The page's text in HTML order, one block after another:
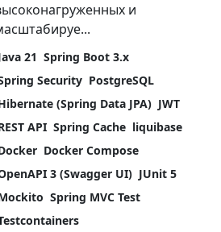
и
21 Spring Boot 3.x
Security PostgreSQL
(Spring Data JPA) JWT
API Spring Cache liquibase
Docker Compose
3 (Swagger UI) JUnit 5
Spring MVC Test